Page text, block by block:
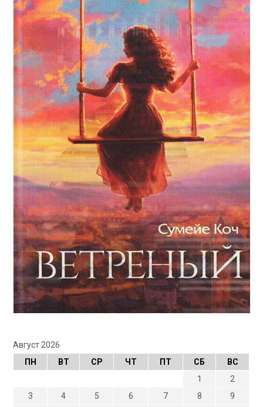
Август 2026
ПН
ВТ СР ЧТ ПТ СБ
ВС
1
2
3
4 5 6 7 8
9